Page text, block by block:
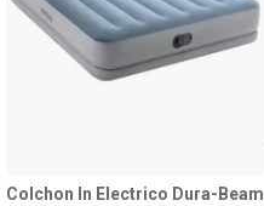
Colchon In Electrico Dura-Beam